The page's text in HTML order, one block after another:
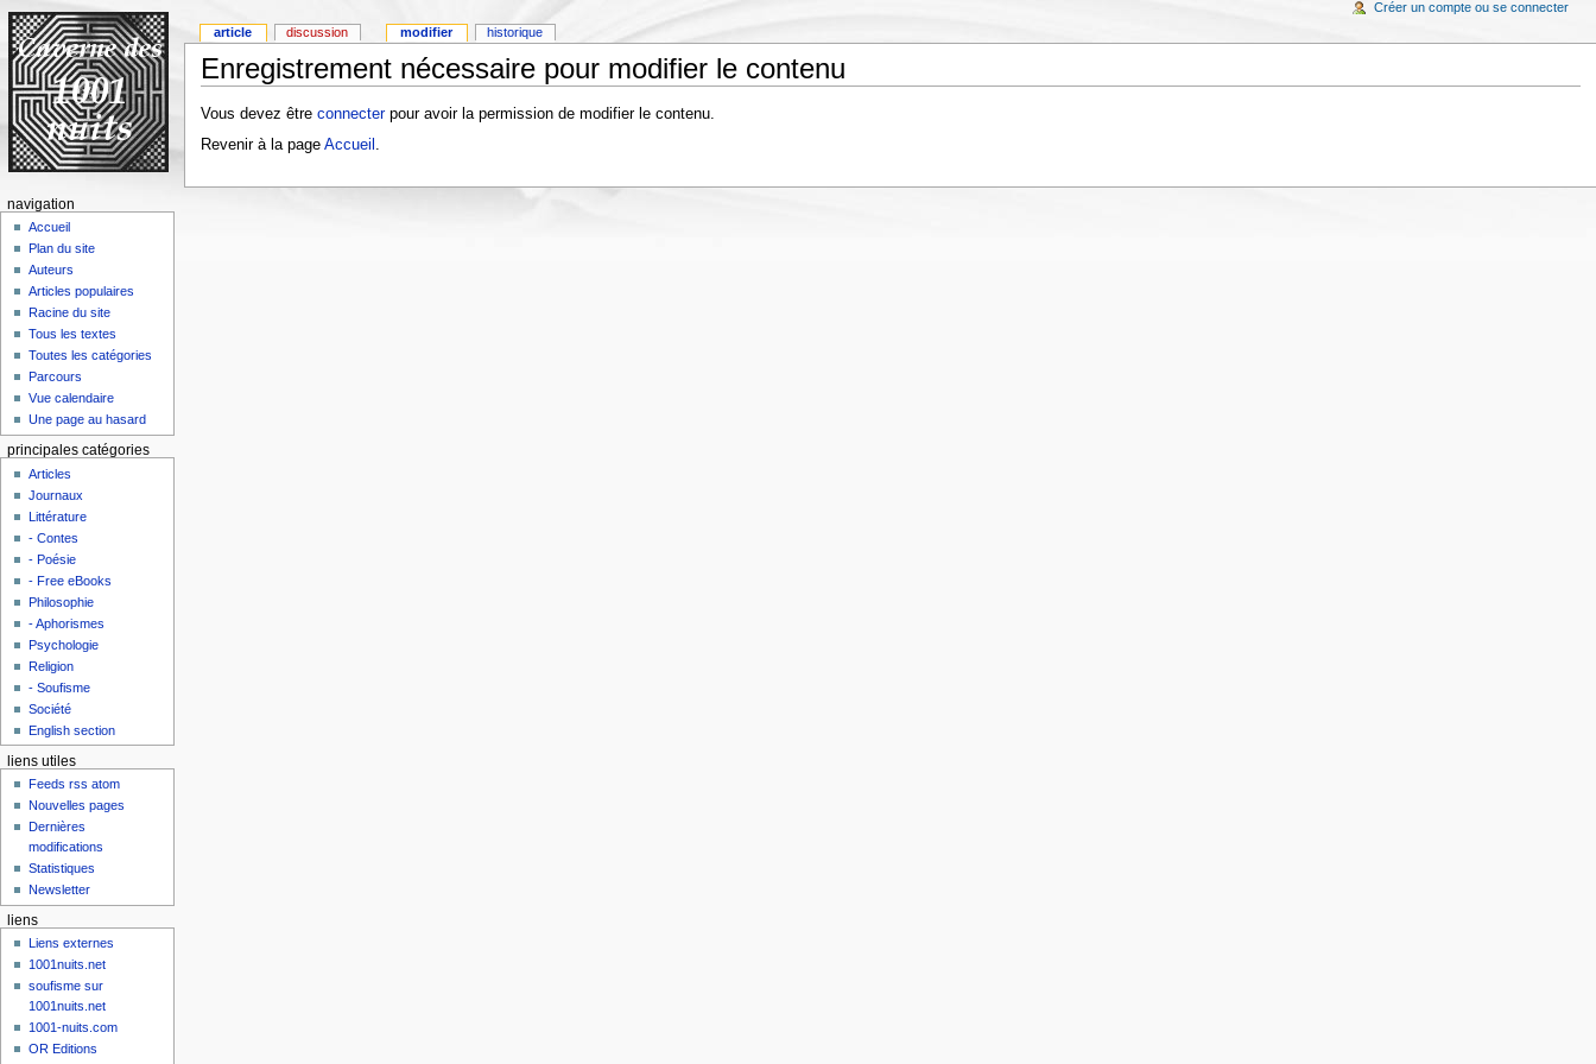
Enregistrement nécessaire pour modifier le contenu
Vous devez être connecterpour avoir la permission de modifier le contenu.
Revenir à la page Accueil
article discussion modifier historique
Créer un compte ou se connecter
navigation
Accueil
Plan du site
Auteurs
Articles populaires
Racine du site
Tous les textes
Toutes les catégories
Parcours
Vue calendaire
Une page au hasard
principales catégories
Articles
Journaux
Littérature
- Contes
- Poésie
- Free eBooks
Philosophie
- Aphorismes
Psychologie
Religion
- Soufisme
Société
English section
liens utiles
Feeds rss atom
Nouvelles pages
Dernières
modifications
Statistiques
Newsletter
liens
Liens externes
1001nuits.net
soufisme sur
1001nuits.net
1001-nuits.com
OR Editions